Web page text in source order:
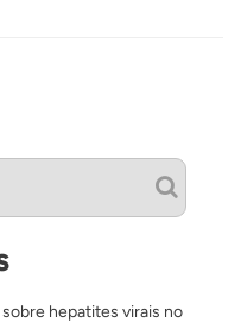
hepatites virais no